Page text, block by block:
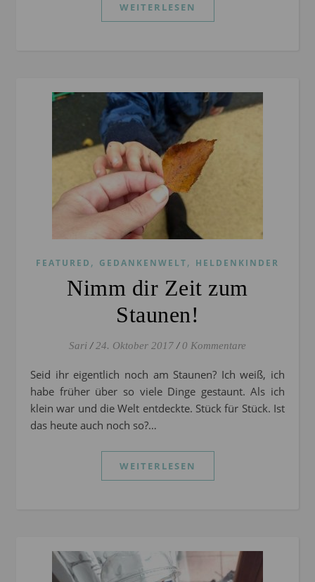
WEITERLESEN
FEATURED , GEDANKENWELT, HELDENKINDER
Nimm dir Zeit zum
Staunen!
Sari / 24. Oktober 2017 / 0 Kommentare
Seid ihr eigentlich noch am Staunen? Ich weiß, ich
habe früher über so viele Dinge gestaunt. Als ich
klein war und die Welt entdeckte. Stück für Stück. Ist
das heute auch noch so?…
WEITERLESEN